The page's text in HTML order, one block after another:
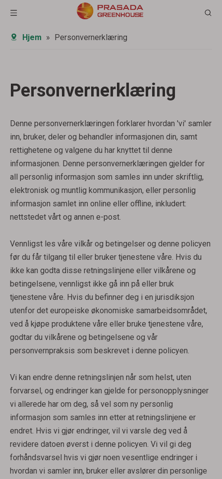
Hjem » Personvernerklæring
Personvernerklæring
Denne personvernerklæringen forklarer hvordan 'vi' samler
inn, bruker, deler og behandler informasjonen din, samt
rettighetene og valgene du har knyttet til denne
informasjonen. Denne personvernerklæringen gjelder for
all personlig informasjon som samles inn under skriftlig,
elektronisk og muntlig kommunikasjon, eller personlig
informasjon samlet inn online eller offline, inkludert:
nettstedet vårt og annen e-post.
Vennligst les våre vilkår og betingelser og denne policyen
før du får tilgang til eller bruker tjenestene våre. Hvis du
ikke kan godta disse retningslinjene eller vilkårene og
betingelsene, vennligst ikke gå inn på eller bruk
tjenestene våre. Hvis du befinner deg i en jurisdiksjon
utenfor det europeiske økonomiske samarbeidsområdet,
ved å kjøpe produktene våre eller bruke tjenestene våre,
godtar du vilkårene og betingelsene og vår
personvernpraksis som beskrevet i denne policyen.
Vi kan endre denne retningslinjen når som helst, uten
forvarsel, og endringer kan gjelde for personopplysninger
vi allerede har om deg, så vel som ny personlig
informasjon som samles inn etter at retningslinjene er
endret. Hvis vi gjør endringer, vil vi varsle deg ved å
revidere datoen øverst i denne policyen. Vi vil gi deg
forhåndsvarsel hvis vi gjør noen vesentlige endringer i
hvordan vi samler inn, bruker eller avslører din personlige